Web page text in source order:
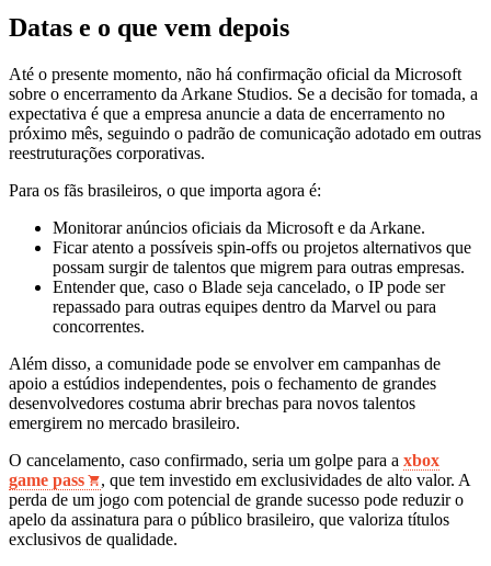
Datas e o que vem depois
Até o presente momento, não há confirmação oficial da Microsoft
sobre o encerramento da Arkane Studios. Se a decisão for tomada, a
expectativa é que a empresa anuncie a data de encerramento no
próximo mês, seguindo o padrão de comunicação adotado em outras
reestruturações corporativas.
Para os fãs brasileiros, o que importa agora é:
Monitorar anúncios oficiais da Microsoft e da Arkane.
Ficar atento a possíveis spin-offs ou projetos alternativos que
possam surgir de talentos que migrem para outras empresas.
Entender que, caso o Blade seja cancelado, o IP pode ser
repassado para outras equipes dentro da Marvel ou para
concorrentes.
Além disso, a comunidade pode se envolver em campanhas de
apoio a estúdios independentes, pois o fechamento de grandes
desenvolvedores costuma abrir brechas para novos talentos
emergirem no mercado brasileiro.
O cancelamento, caso confirmado, seria um golpe para a xbox
game pass
, que tem investido em exclusividades de alto valor. A
perda de um jogo com potencial de grande sucesso pode reduzir o
apelo da assinatura para o público brasileiro, que valoriza títulos
exclusivos de qualidade.